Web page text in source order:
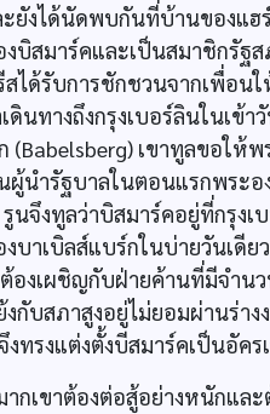
ยังได้นัดพบกันที่บ้านของแฮ
บิสมาร์คและเป็นสมาชิกรัฐ
ได้รับการชักชวนจากเพื่อน
นทางถึงกรุงเบอร์ลินในเข้
เขาทูลขอให้
นำรัฐบาลในตอนแรกพระอ
จึงทูลว่าบิสมาร์คอยู่ที่กรุงเ
งบาเบิลส์แบร์กในบ่ายวันเ
องเผชิญกับฝ่ายค้านที่มีจำ
กับสภาสูงอยู่ไม่ยอมผ่านร่า
รงแต่งตั้งบีสมาร์คเป็นอัคร
เขาต้องต่อสู้อย่างหนักแล